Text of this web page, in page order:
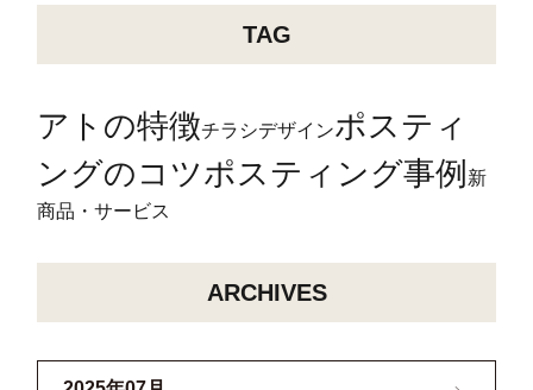
TAG
アトの特徴チラシデザインポスティ
ングのコツポスティング事例 新
商品・サービス
ARCHIVES